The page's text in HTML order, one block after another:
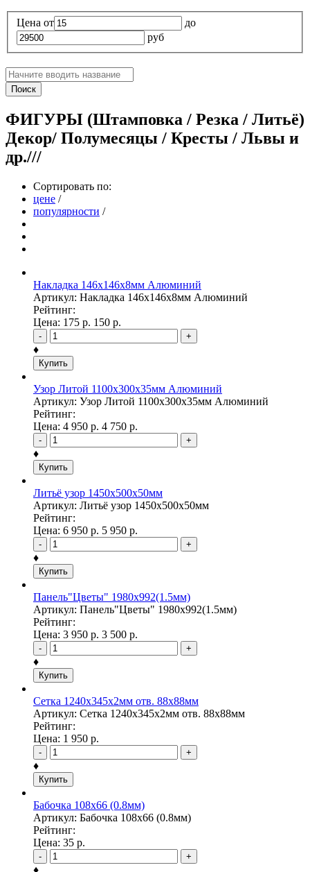
Цена от
до
руб
Поиск
ФИГУРЫ (Штамповка / Резка / Литьё)
Декор/ Полумесяцы / Кресты / Львы и
др.///
Сортировать по:
цене /
популярности /
Накладка 146х146х8мм Алюминий
Артикул: Накладка 146х146х8мм Алюминий
Рейтинг:
Цена: 175 р. 150 р.
- +
♦
Купить
Узор Литой 1100х300х35мм Алюминий
Артикул: Узор Литой 1100х300х35мм Алюминий
Рейтинг:
Цена: 4 950 р. 4 750 р.
- +
♦
Купить
Литьё узор 1450х500х50мм
Артикул: Литьё узор 1450х500х50мм
Рейтинг:
Цена: 6 950 р. 5 950 р.
- +
♦
Купить
Панель"Цветы" 1980х992(1.5мм)
Артикул: Панель"Цветы" 1980х992(1.5мм)
Рейтинг:
Цена: 3 950 р. 3 500 р.
- +
♦
Купить
Сетка 1240х345х2мм отв. 88х88мм
Артикул: Сетка 1240х345х2мм отв. 88х88мм
Рейтинг:
Цена: 1 950 р.
- +
♦
Купить
Бабочка 108х66 (0.8мм)
Артикул: Бабочка 108х66 (0.8мм)
Рейтинг:
Цена: 35 р.
- +